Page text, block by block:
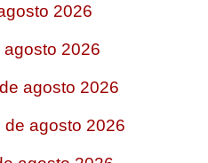
2026
2026
agosto 2026
agosto 2026